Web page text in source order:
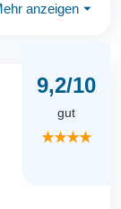
anzeigen ⏷
9,2/10
gut
★★★★